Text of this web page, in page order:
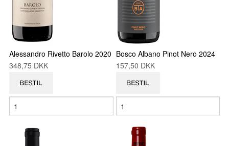
Alessandro Rivetto Barolo 2020
348,75 DKK
Bosco Albano Pinot Nero 2024
157,50 DKK